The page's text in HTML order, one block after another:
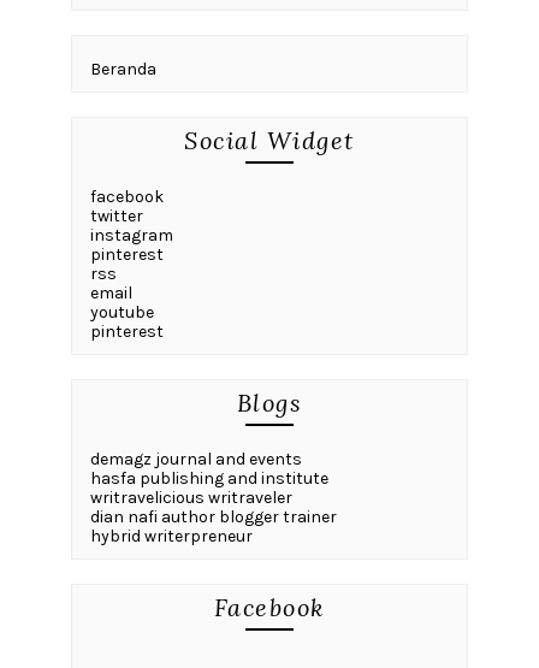
Beranda
Social Widget
facebook
twitter
instagram
pinterest
rss
email
youtube
pinterest
Blogs
demagz journal and events
hasfa publishing and institute
writravelicious writraveler
dian nafi author blogger trainer
hybrid writerpreneur
Facebook